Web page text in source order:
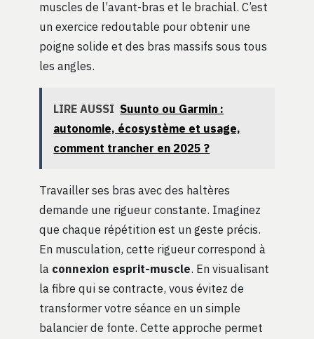
muscles de l’avant-bras et le brachial. C’est
un exercice redoutable pour obtenir une
poigne solide et des bras massifs sous tous
les angles.
LIRE AUSSI Suunto ou Garmin :
autonomie, écosystème et usage,
comment trancher en 2025 ?
Travailler ses bras avec des haltères
demande une rigueur constante. Imaginez
que chaque répétition est un geste précis.
En musculation, cette rigueur correspond à
la connexion esprit-muscle. En visualisant
la fibre qui se contracte, vous évitez de
transformer votre séance en un simple
balancier de fonte. Cette approche permet